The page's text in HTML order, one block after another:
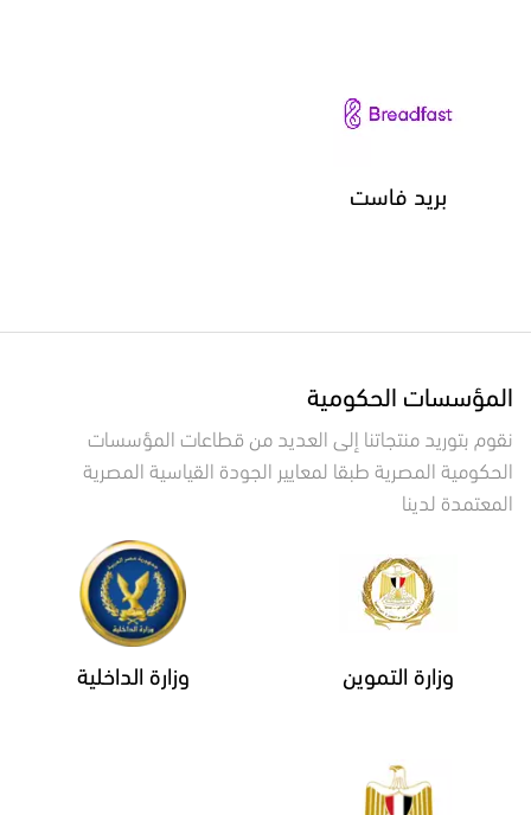
بريد فاست
المؤسسات الحكومية
نقوم بتوريد منتجاتنا إلى العديد من قطاعات المؤسسات
الحكومية المصرية طبقا لمعايير الجودة القياسية المصرية
المعتمدة لدينا
وزارة التموين وزارة الداخلية